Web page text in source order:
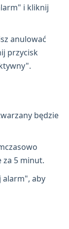
i kliknij
anulować
przycisk
będzie
za 5 minut.
alarm", aby